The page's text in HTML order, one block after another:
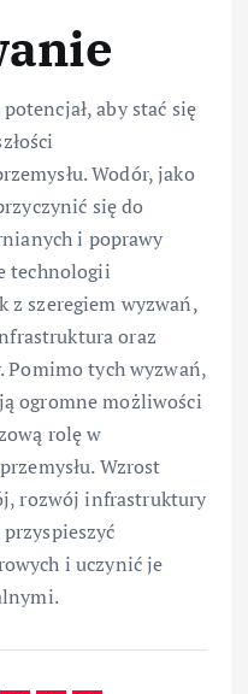
aby stać się
Wodór, jako
się do
i poprawy
technologii
z szeregiem wyzwań,
oraz
Pomimo tych wyzwań,
ogromne możliwości
rolę w
Wzrost
rozwój infrastruktury
i uczynić je